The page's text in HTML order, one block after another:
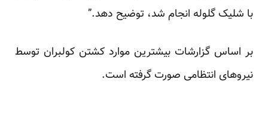
با شلیک گلوله انجام شد، توضیح دهد.”
بر اساس گزارشات بیشترین موارد کشتن کولبران توسط
نیروهای انتظامی صورت گرفته است.